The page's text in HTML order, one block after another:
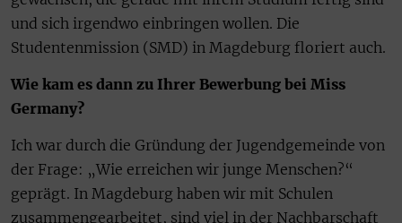
und sich irgendwo einbringen wollen. Die
Studentenmission (SMD) in Magdeburg floriert auch.
Wie kam es dann zu Ihrer Bewerbung bei Miss
Germany?
Ich war durch die Gründung der Jugendgemeinde von
der Frage: „Wie erreichen wir junge Menschen?“
geprägt. In Magdeburg haben wir mit Schulen
zusammengearbeitet, sind viel in der Nachbarschaft